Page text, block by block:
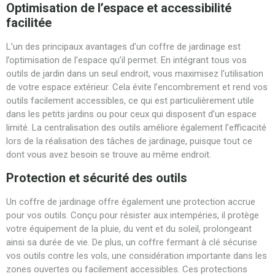
Optimisation de l’espace et accessibilité
facilitée
L’un des principaux avantages d’un coffre de jardinage est
l’optimisation de l’espace qu’il permet. En intégrant tous vos
outils de jardin dans un seul endroit, vous maximisez l’utilisation
de votre espace extérieur. Cela évite l’encombrement et rend vos
outils facilement accessibles, ce qui est particulièrement utile
dans les petits jardins ou pour ceux qui disposent d’un espace
limité. La centralisation des outils améliore également l’efficacité
lors de la réalisation des tâches de jardinage, puisque tout ce
dont vous avez besoin se trouve au même endroit.
Protection et sécurité des outils
Un coffre de jardinage offre également une protection accrue
pour vos outils. Conçu pour résister aux intempéries, il protège
votre équipement de la pluie, du vent et du soleil, prolongeant
ainsi sa durée de vie. De plus, un coffre fermant à clé sécurise
vos outils contre les vols, une considération importante dans les
zones ouvertes ou facilement accessibles. Ces protections